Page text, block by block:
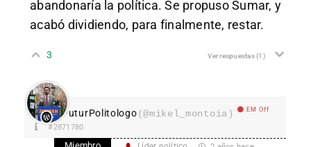
abandonaría la política. Se propuso Sumar, y
acabó dividiendo, para finalmente, restar.
3 Ver respuestas(1)
FuturPolitologo(@mikel_montoia) EM Off
#2871780
Miembro